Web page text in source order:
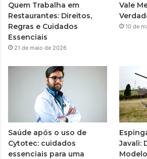
Quem Trabalha em
Restaurantes: Direitos,
Regras e Cuidados
Essenciais
21 de maio de 2026
Vale
10 de
Saúde após o uso de
Cytotec: cuidados
essenciais para uma
Javali: